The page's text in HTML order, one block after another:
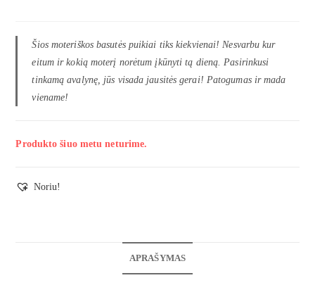
Šios moteriškos basutės puikiai tiks kiekvienai! Nesvarbu kur
eitum ir kokią moterį norėtum įkūnyti tą dieną. Pasirinkusi
tinkamą avalynę, jūs visada jausitės gerai! Patogumas ir mada
viename!
Produkto šiuo metu neturime.
Noriu!
APRAŠYMAS